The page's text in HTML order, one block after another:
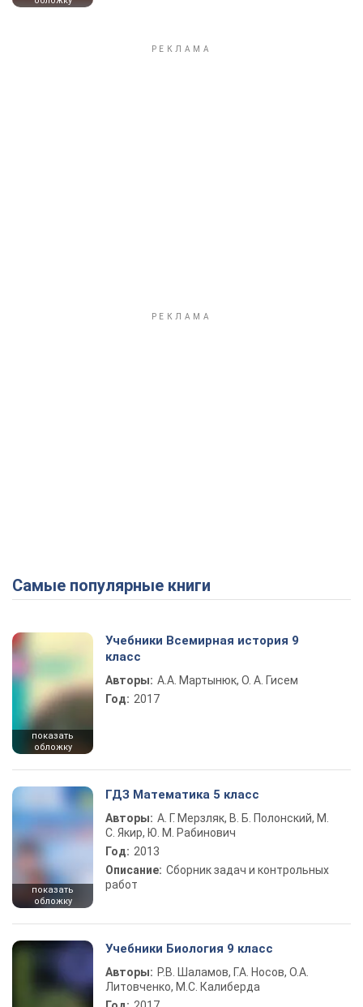
Самые популярные книги
показать
обложку
Учебники Всемирная история 9
класс
Авторы: А.А. Мартынюк, О. А. Гисем
Год: 2017
показать
обложку
ГДЗ Математика 5 класс
Авторы: А. Г. Мерзляк, В. Б. Полонский, М.
С. Якир, Ю. М. Рабинович
Год: 2013
Описание: Сборник задач и контрольных
работ
Учебники Биология 9 класс
Авторы: Р.В. Шаламов, Г.А. Носов, О.А.
Литовченко, М.С. Калиберда